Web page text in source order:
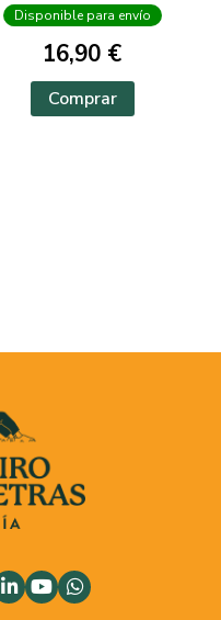
Disponible para envío
16,90 €
Comprar